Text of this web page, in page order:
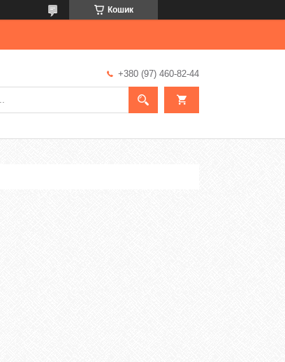
Кошик
+380 (97) 460-82-44